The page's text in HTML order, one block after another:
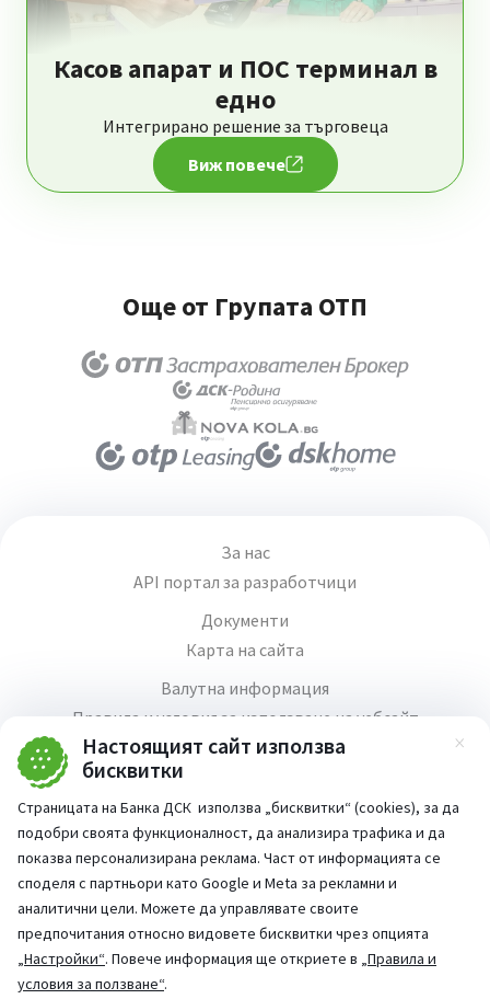
Настоящият сайт използва
бисквитки
Страницата на Банка ДСК използва „бисквитки“ (cookies), за да
подобри своята функционалност, да анализира трафика и да
показва персонализирана реклама. Част от информацията се
споделя с партньори като Google и Meta за рекламни и
аналитични цели. Можете да управлявате своите
предпочитания относно видовете бисквитки чрез опцията
„Настройки“. Повече информация ще откриете в „Правила и
условия за ползване“.
Касов апарат и ПОС терминал в
едно
Интегрирано решение за търговеца
Виж повече
Още от Групата ОТП
За нас
API портал за разработчици
Документи
Карта на сайта
Валутна информация
Правила и условия за използване на уебсайт
Медия център
Продажба на имоти
Декларация за достъпност
Част от: